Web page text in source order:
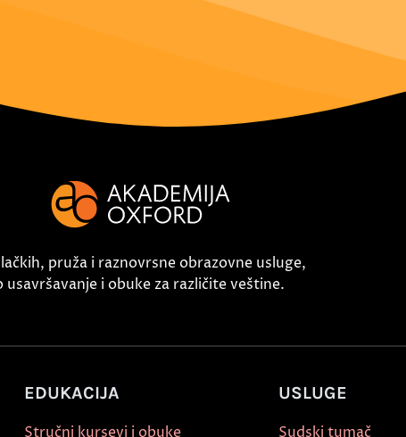
pruža i raznovrsne obrazovne usluge,
i obuke za različite veštine.
EDUKACIJA
Stručni kursevi i obuke
USLUGE
Sudski tumač